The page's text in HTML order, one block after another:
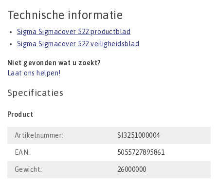
Technische informatie
Sigma Sigmacover 522 productblad
Sigma Sigmacover 522 veiligheidsblad
Niet gevonden wat u zoekt?
Laat ons helpen!
Specificaties
Product
Artikelnummer: SI3251000004
EAN: 5055727895861
Gewicht: 26000000